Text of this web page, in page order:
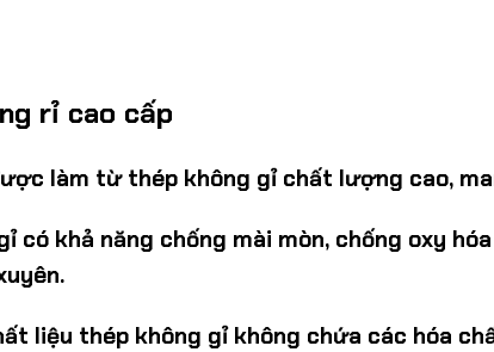
rỉ cao cấp
làm từ thép không gỉchất lượng cao,
có khả năng chống mài mòn, chống oxy
liệu thép không gỉ không chứa các hóa